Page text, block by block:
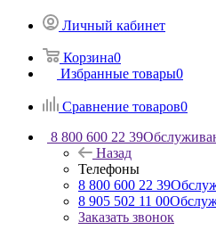
Личный кабинет
Корзина0
Избранные товары0
Сравнение товаров0
8 800 600 22 39
Назад
Телефоны
8 800 600 22 39
8 905 502 11 00
Заказать звонок